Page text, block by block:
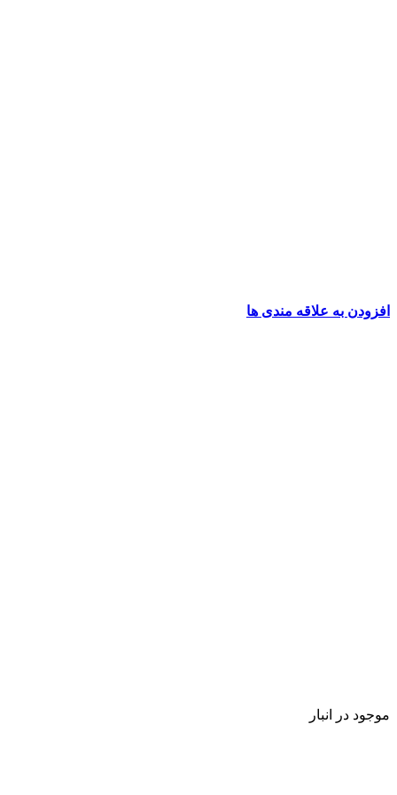
افزودن به علاقه مندی ها
موجود در انبار